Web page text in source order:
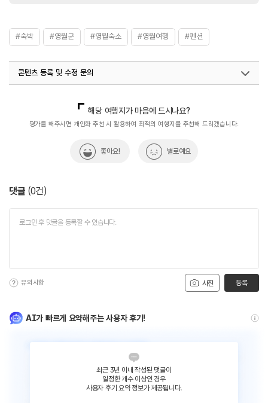
#숙박 #영월군 #영월숙소 #영월여행 #펜션
콘텐츠 등록 및 수정 문의
해당 여행지가 마음에 드시나요?
평가를 해주시면 개인화 추천 시 활용하여 최적의 여행지를 추천해 드리겠습니다.
좋아요! 별로예요
댓글 (0건)
사진
유의사항 등록
AI가 빠르게 요약해주는 사용자 후기!
최근 3년 이내 작성된 댓글이
일정한 개수 이상인 경우
사용자 후기 요약 정보가 제공됩니다.